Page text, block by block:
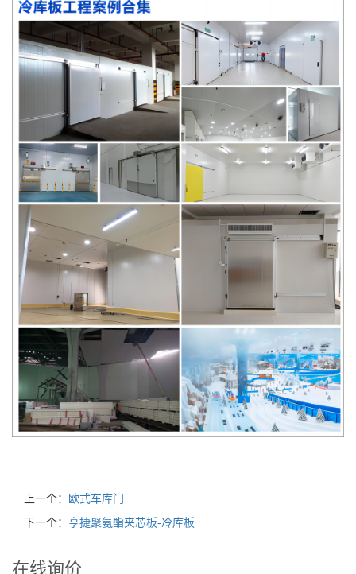
上一个：
欧式车库门
下一个： 亨捷聚氨酯夹芯板-冷库板
在线询价